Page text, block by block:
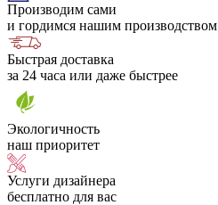
Производим сами
и гордимся нашим производством
Быстрая доставка
за 24 часа или даже быстрее
Экологичность
наш приоритет
Услуги дизайнера
бесплатно для вас